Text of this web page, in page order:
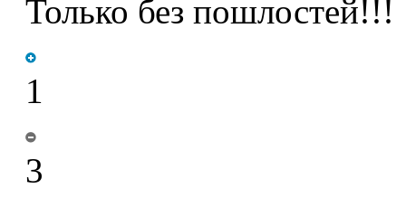
Только без пошлостей!!!
1
3